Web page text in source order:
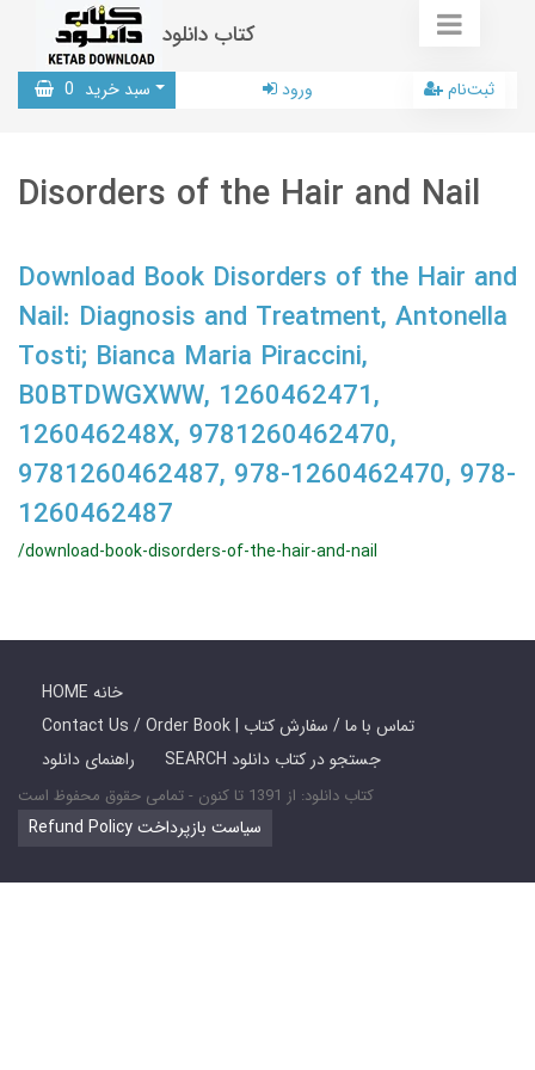
کتاب دانلود
سبد خرید 0 ورود ثبت‌نام
Disorders of the Hair and Nail
Download Book Disorders of the Hair and
Nail: Diagnosis and Treatment, Antonella
Tosti; Bianca Maria Piraccini,
B0BTDWGXWW, 1260462471,
126046248X, 9781260462470,
9781260462487, 978-1260462470, 978-
1260462487
/download-book-disorders-of-the-hair-and-nail
HOME خانه
Contact Us / Order Book | تماس با ما / سفارش کتاب
راهنمای دانلود
SEARCH جستجو در کتاب دانلود
کتاب دانلود: از 1391 تا کنون - تمامی حقوق محفوظ است
Refund Policy سیاست بازپرداخت